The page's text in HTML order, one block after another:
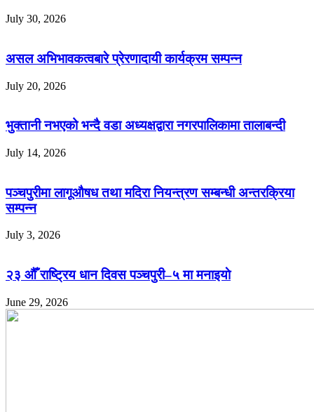
July 30, 2026
असल अभिभावकत्वबारे प्रेरणादायी कार्यक्रम सम्पन्न
July 20, 2026
भुक्तानी नभएको भन्दै वडा अध्यक्षद्वारा नगरपालिकामा तालाबन्दी
July 14, 2026
पञ्चपुरीमा लागूऔषध तथा मदिरा नियन्त्रण सम्बन्धी अन्तरक्रिया
सम्पन्न
July 3, 2026
२३ औँ राष्ट्रिय धान दिवस पञ्चपुरी–५ मा मनाइयाे
June 29, 2026